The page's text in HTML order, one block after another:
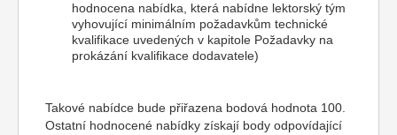
hodnocena nabídka, která nabídne lektorský tým
vyhovující minimálním požadavkům technické
kvalifikace uvedených v kapitole Požadavky na
prokázání kvalifikace dodavatele)
Takové nabídce bude přiřazena bodová hodnota 100.
Ostatní hodnocené nabídky získají body odpovídající